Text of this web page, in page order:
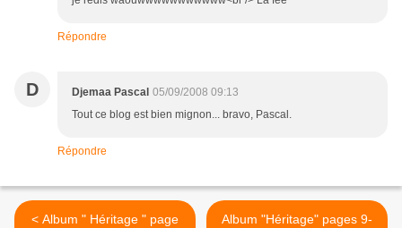
Répondre
D Djemaa Pascal 05/09/2008 09:13
Tout ce blog est bien mignon... bravo, Pascal.
Répondre
< Album " Héritage " page
Album "Héritage" pages 9-